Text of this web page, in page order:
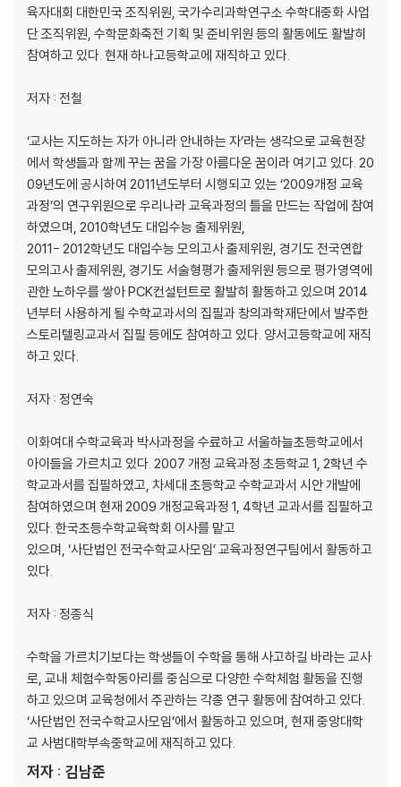
4장. 함수와 규칙성, 간단하다면서 왜 복잡하게 설명해?
057 자연을 닮은 수-피보나치 수열
058 시계 속에는 어떤 수학이 숨어 있나요?
060 숫자로 피라미드를 어떻게 쌓나요?
062 지도를 서로 다른 색으로 칠하려면?
063 절대 지지 않는 게임이 있다던데요?
064 마음을 읽는 수학
065 함수의 시작은 ‘탈레스’
066 지레의 원리에도 함수 관계가 있나요?
067 함수는 자연과 무슨 관계가 있나요?
068 사다리타기도 함수라고 할 수 있나요?
069 모양은 달라도 같은 함수가 있나요?
070 함수는 어떻게 나타내나요?
071 함수의 표준형과 일반형은 무엇이 다른가요?
072 걸음 속에도 함수 관계가 숨어 있나요?
074 왜 우리 학급에 생일이 같은 친구가 꼭 있나요?
075 비 올 확률이 50%라면 우산을 꼭 챙겨야 하나요?
076 아들만 셋인 부부가 넷째도 아들을 낳을 확률은?
077 검사 결과를 얼마나 믿어야 할까?
078 착각하기 쉬운 확률 계산
079 왜 엘리베이터는 나를 피해 다니나요?
080 자료와 정보는 어떻게 다른가요?
082 통계로 암호를 해독한다구요?
084 착각하기 쉬운 확률-확률의 정의
085 우리도 전 세계인과 일촌을 맺을 수 있다?
086 10명이 모든 좌석에 앉으면 평생 무료!
087 나의 인연을 만날 확률은 우연일까, 필연일까?
088 ‘우연의 일치’가 일어날 확률은?
089 로또 당첨 확률이 벼락 맞을 확률보다 낮다?
육자대회 대한민국 조직위원, 국가수리과학연구소 수학대중화 사업
단 조직위원, 수학문화축전 기획 및 준비위원 등의 활동에도 활발히
참여하고 있다. 현재 하나고등학교에 재직하고 있다.
저자 : 전철
‘교사는 지도하는 자가 아니라 안내하는 자’라는 생각으로 교육현장
에서 학생들과 함께 꾸는 꿈을 가장 아름다운 꿈이라 여기고 있다. 20
09년도에 공시하여 2011년도부터 시행되고 있는 ‘2009개정 교육
과정’의 연구위원으로 우리나라 교육과정의 틀을 만드는 작업에 참여
하였으며, 2010학년도 대입수능 출제위원,
2011- 2012학년도 대입수능 모의고사 출제위원, 경기도 전국연합
모의고사 출제위원, 경기도 서술형평가 출제위원 등으로 평가영역에
관한 노하우를 쌓아 PCK컨설턴트로 활발히 활동하고 있으며 2014
년부터 사용하게 될 수학교과서의 집필과 창의과학재단에서 발주한
스토리텔링교과서 집필 등에도 참여하고 있다. 양서고등학교에 재직
하고 있다.
저자 : 정연숙
이화여대 수학교육과 박사과정을 수료하고 서울하늘초등학교에서
아이들을 가르치고 있다. 2007 개정 교육과정 초등학교 1, 2학년 수
학교과서를 집필하였고, 차세대 초등학교 수학교과서 시안 개발에
참여하였으며 현재 2009 개정교육과정 1, 4학년 교과서를 집필하고
있다. 한국초등수학교육학회 이사를 맡고
있으며, ‘사단법인 전국수학교사모임’ 교육과정연구팀에서 활동하고
있다.
저자 : 정종식
수학을 가르치기보다는 학생들이 수학을 통해 사고하길 바라는 교사
로, 교내 체험수학동아리를 중심으로 다양한 수학체험 활동을 진행
하고 있으며 교육청에서 주관하는 각종 연구 활동에 참여하고 있다.
‘사단법인 전국수학교사모임’에서 활동하고 있으며, 현재 중앙대학
교 사범대학부속중학교에 재직하고 있다.
저자 : 김남준